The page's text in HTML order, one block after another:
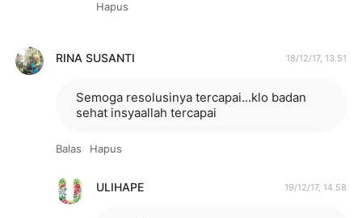
Hapus
RINA SUSANTI 18/12/17, 13.51
Semoga resolusinya tercapai...klo badan
sehat insyaallah tercapai
Balas Hapus
ULIHAPE 19/12/17, 14.58